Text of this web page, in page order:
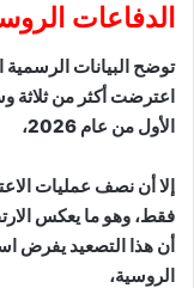
الدفاعات
توضح البيانات الرسمية
اعترضت أكثر من ثلاثة
الأول من عام 2026،
إلا أن نصف عمليات
فقط، وهو ما يعكس
أن هذا التصعيد يفرض
الروسية،